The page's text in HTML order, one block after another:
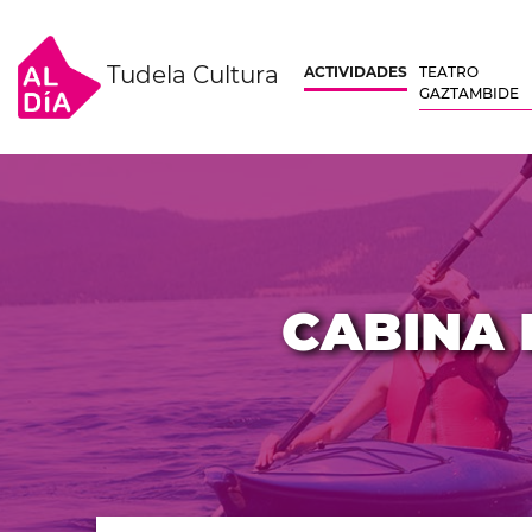
Tudela Cultura ACTIVIDADES
TEATRO
GAZTAMBIDE
CABINA